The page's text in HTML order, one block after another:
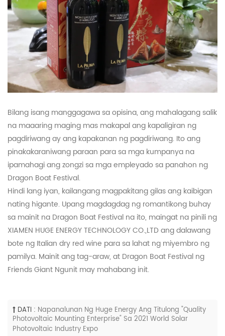
Bilang isang manggagawa sa opisina, ang mahalagang salik
na maaaring maging mas makapal ang kapaligiran ng
pagdiriwang ay ang kapakanan ng pagdiriwang. Ito ang
pinakakaraniwang paraan para sa mga kumpanya na
ipamahagi ang zongzi sa mga empleyado sa panahon ng
Dragon Boat Festival.
Hindi lang iyan, kailangang magpakitang gilas ang kaibigan
nating higante. Upang magdagdag ng romantikong buhay
sa mainit na Dragon Boat Festival na ito, maingat na pinili ng
XIAMEN HUGE ENERGY TECHNOLOGY CO.,LTD ang dalawang
bote ng Italian dry red wine para sa lahat ng miyembro ng
pamilya. Mainit ang tag-araw, at Dragon Boat Festival ng
Friends Giant Ngunit may mahabang init.
DATI : Napanalunan Ng Huge Energy Ang Titulong "Quality
Photovoltaic Mounting Enterprise" Sa 2021 World Solar
Photovoltaic Industry Expo